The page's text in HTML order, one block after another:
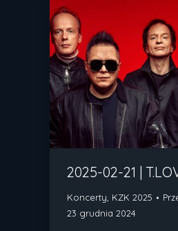
2025-02-21 |
Koncerty, KZK 2025
23 grudnia 2024